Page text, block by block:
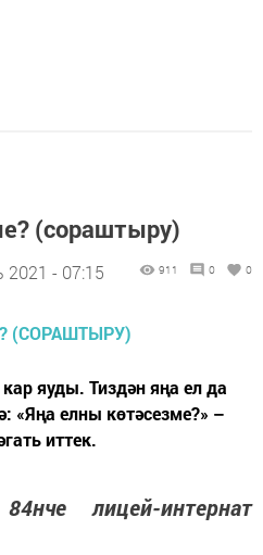
(сораштыру)
2021 - 07:15 911 0 0
яуды. Тиздән яңа ел да
«Яңа елны көтәсезме?» –
иттек.
лицей-интернат